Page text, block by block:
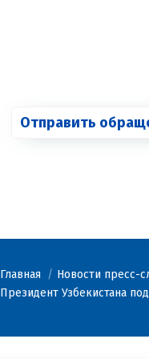
Отправить
Главная
Новости пресс-
Президент Узбекистана